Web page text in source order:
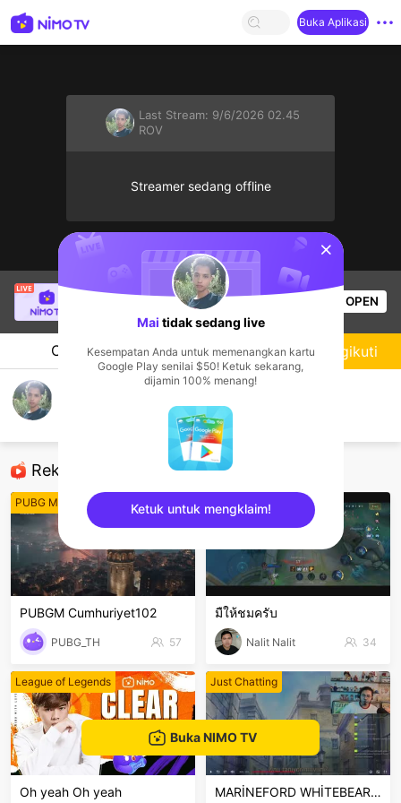
Buka Aplikasi
Last Stream: 9/6/2026 02.45
ROV
Streamer sedang offline
SBTC Clear
sedang siaran langsung!
League of Legends
5.2k OPEN
Chat Streamer
Rekomendasi
PUBG Mobile
PUBGM Cumhuriyet102
PUBG_TH 57
Mobile Legends
มืให้ชมครับ
Nalit Nalit 34
League of Legends
Oh yeah Oh yeah
Just Chatting
MARİNEFORD WHİTEBEARD GELİYO
Mengikuti
Buka NIMO TV
sentinelStart
Mai tidak sedang live
Kesempatan Anda untuk memenangkan kartu
Google Play senilai $50! Ketuk sekarang,
dijamin 100% menang!
Ketuk untuk mengklaim!
sentinelEnd